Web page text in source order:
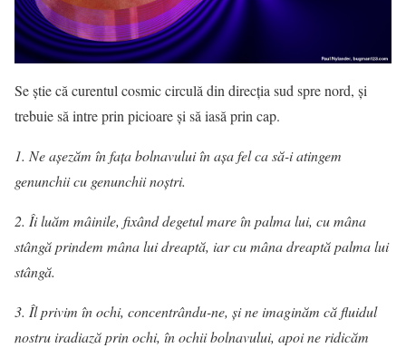
Se ştie că curentul cosmic circulă din direcţia sud spre nord, şi
trebuie să intre prin picioare şi să iasă prin cap.
1. Ne aşezăm în faţa bolnavului în aşa fel ca să-i atingem
genunchii cu genunchii noştri.
2. Îi luăm mâinile, fixând degetul mare în palma lui, cu mâna
stângă prindem mâna lui dreaptă, iar cu mâna dreaptă palma lui
stângă.
3. Îl privim în ochi, concentrându-ne, şi ne imaginăm că fluidul
nostru iradiază prin ochi, în ochii bolnavului, apoi ne ridicăm